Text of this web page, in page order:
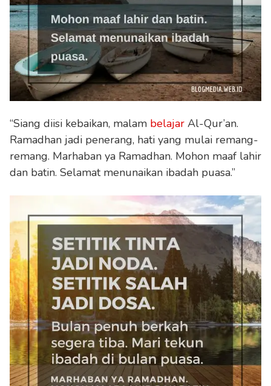
“Siang diisi kebaikan, malam belajar Al-Qur’an.
Ramadhan jadi penerang, hati yang mulai remang-
remang. Marhaban ya Ramadhan. Mohon maaf lahir
dan batin. Selamat menunaikan ibadah puasa.”